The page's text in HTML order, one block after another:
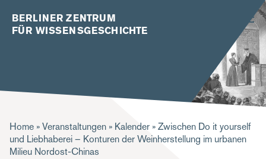
BERLINER ZENTRUM
FÜR WISSENSGESCHICHTE
P
f
Home Veranstaltungen Kalender
Zwischen Do it yourself
und Liebhaberei – Konturen der Weinherstellung im urbanen
Milieu Nordost-Chinas